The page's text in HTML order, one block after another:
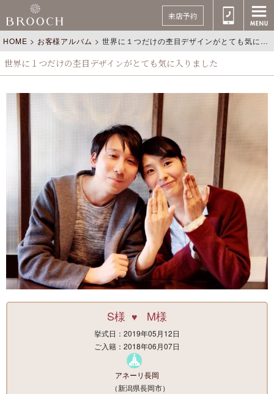
来店予約
HOME > お客様アルバム >世界に１つだけの杢目デザインがとても気に入りました
世界に１つだけの杢目デザインがとても気に入りました
S様 ♥ M様
挙式日：2019年05月12日
ご入籍：2018年06月07日
アネーリ長岡
（新潟県長岡市）